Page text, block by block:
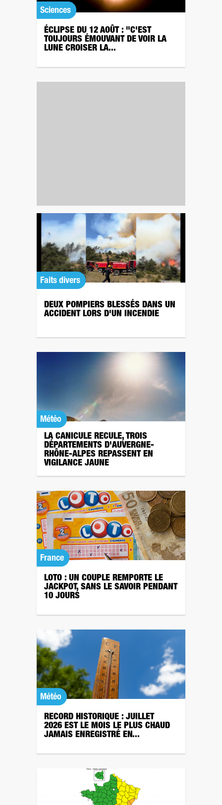
Sciences
ÉCLIPSE DU 12 AOÛT : "C'EST
TOUJOURS ÉMOUVANT DE VOIR LA
LUNE CROISER LA...
Faits divers
DEUX POMPIERS BLESSÉS DANS UN
ACCIDENT LORS D'UN INCENDIE
Météo
LA CANICULE RECULE, TROIS
DÉPARTEMENTS D'AUVERGNE-
RHÔNE-ALPES REPASSENT EN
VIGILANCE JAUNE
France
LOTO : UN COUPLE REMPORTE LE
JACKPOT, SANS LE SAVOIR PENDANT
10 JOURS
Météo
RECORD HISTORIQUE : JUILLET
2026 EST LE MOIS LE PLUS CHAUD
JAMAIS ENREGISTRÉ EN...